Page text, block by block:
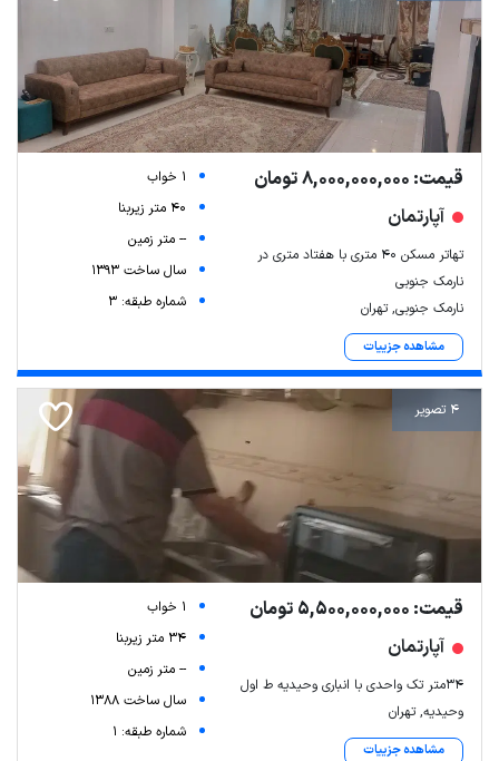
قیمت: 8,000,000,000 تومان
آپارتمان
تهاتر مسکن ۴۰ متری با هفتاد متری در
نارمک جنوبی
نارمک جنوبی, تهران
مشاهده جزییات
1 خواب
40 متر زیربنا
-- متر زمین
سال ساخت 1393
شماره طبقه: 3
4 تصویر
قیمت: 5,500,000,000 تومان
آپارتمان
۳۴متر تک واحدی با انباری وحیدیه ط اول
وحیدیه, تهران
مشاهده جزییات
1 خواب
34 متر زیربنا
-- متر زمین
سال ساخت 1388
شماره طبقه: 1